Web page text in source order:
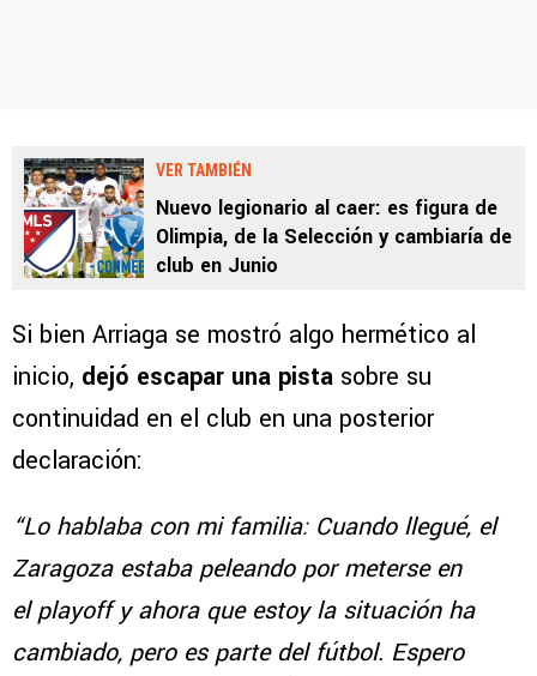
VER TAMBIÉN
Nuevo legionario al caer: es figura de
Olimpia, de la Selección y cambiaría de
club en Junio
Si bien Arriaga se mostró algo hermético al
inicio, dejó escapar una pista sobre su
continuidad en el club en una posterior
declaración:
“Lo hablaba con mi familia: Cuando llegué, el
Zaragoza estaba peleando por meterse en
el playoff y ahora que estoy la situación ha
cambiado, pero es parte del fútbol. Espero